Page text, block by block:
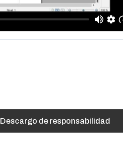
Descargo de responsabilidad